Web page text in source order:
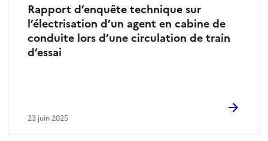
Rapport d’enquête technique sur
l’électrisation d’un agent en cabine de
conduite lors d’une circulation de train
d’essai
23 juin 2025